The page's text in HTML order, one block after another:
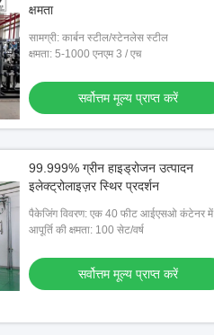
क्षमता
सामग्री: कार्बन स्टील/स्टेनलेस स्टील
क्षमता: 5-1000 एनएम 3 / एच
सर्वोत्तम मूल्य प्राप्त करें
99.999% ग्रीन हाइड्रोजन उत्पादन
इलेक्ट्रोलाइज़र स्थिर प्रदर्शन
पैकेजिंग विवरण: एक 40 फीट आईएसओ कंटेनर में
आपूर्ति की क्षमता: 100 सेट/वर्ष
सर्वोत्तम मूल्य प्राप्त करें